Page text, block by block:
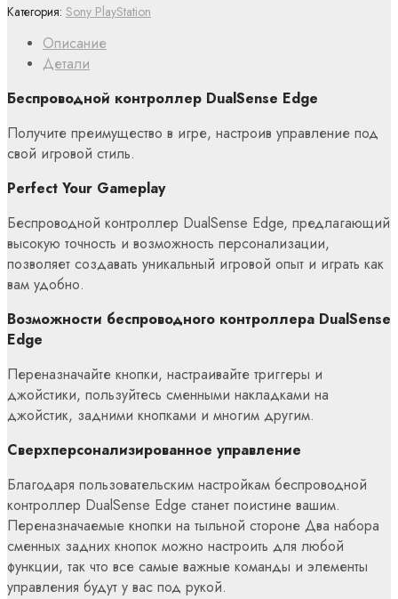
Описание
Детали
Беспроводной контроллер DualSense Edge
Получите преимущество в игре, настроив управление под
свой игровой стиль.
Perfect Your Gameplay
Беспроводной контроллер DualSense Edge, предлагающий
высокую точность и возможность персонализации,
позволяет создавать уникальный игровой опыт и играть как
вам удобно.
Возможности беспроводного контроллера DualSense
Edge
Переназначайте кнопки, настраивайте триггеры и
джойстики, пользуйтесь сменными накладками на
джойстик, задними кнопками и многим другим.‎
Сверхперсонализированное управление
Благодаря пользовательским настройкам беспроводной
контроллер DualSense Edge станет поистине вашим.
Переназначаемые кнопки на тыльной стороне Два набора
сменных задних кнопок можно настроить для любой
функции, так что все самые важные команды и элементы
управления будут у вас под рукой.
Категория: Sony PlayStation